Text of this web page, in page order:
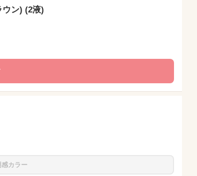
ン) (2液)
感カラー